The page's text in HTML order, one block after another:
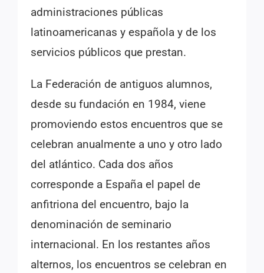
administraciones públicas
latinoamericanas y española y de los
servicios públicos que prestan.
La Federación de antiguos alumnos,
desde su fundación en 1984, viene
promoviendo estos encuentros que se
celebran anualmente a uno y otro lado
del atlántico. Cada dos años
corresponde a España el papel de
anfitriona del encuentro, bajo la
denominación de seminario
internacional. En los restantes años
alternos, los encuentros se celebran en